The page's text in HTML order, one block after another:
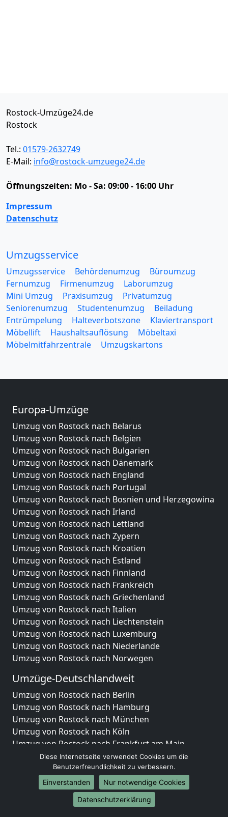
Rostock-Umzüge24.de
Rostock
Tel.: 01579-2632749
E-Mail: info@rostock-umzuege24.de
Öffnungszeiten: Mo - Sa: 09:00 - 16:00 Uhr
Impressum
Datenschutz
Umzugsservice
Umzugsservice Behördenumzug
Büroumzug
Fernumzug
Firmenumzug
Laborumzug
Mini Umzug
Praxisumzug
Privatumzug
Seniorenumzug
Studentenumzug
Beiladung
Entrümpelung
Halteverbotszone
Klaviertransport
Möbellift
Haushaltsauflösung
Möbeltaxi
Möbelmitfahrzentrale
Umzugskartons
Europa-Umzüge
Umzug von Rostock nach Belarus
Umzug von Rostock nach Belgien
Umzug von Rostock nach Bulgarien
Umzug von Rostock nach Dänemark
Umzug von Rostock nach England
Umzug von Rostock nach Portugal
Umzug von Rostock nach Bosnien und Herzegowina
Umzug von Rostock nach Irland
Umzug von Rostock nach Lettland
Umzug von Rostock nach Zypern
Umzug von Rostock nach Kroatien
Umzug von Rostock nach Estland
Umzug von Rostock nach Finnland
Umzug von Rostock nach Frankreich
Umzug von Rostock nach Griechenland
Umzug von Rostock nach Italien
Umzug von Rostock nach Liechtenstein
Umzug von Rostock nach Luxemburg
Umzug von Rostock nach Niederlande
Umzug von Rostock nach Norwegen
Umzüge-Deutschlandweit
Umzug von Rostock nach Berlin
Umzug von Rostock nach Hamburg
Umzug von Rostock nach München
Umzug von Rostock nach Köln
Umzug von Rostock nach Frankfurt am Main
Umzug von Rostock nach Stuttgart
Umzug von Rostock nach Düsseldorf
Umzug von Rostock nach Leipzig
Umzug von Rostock nach Dortmund
Umzug von Rostock nach Essen
Diese Internetseite verwendet Cookies um die
Benutzerfreundlichkeit zu verbessern.
Einverstanden
Nur notwendige Cookies
Datenschutzerklärung